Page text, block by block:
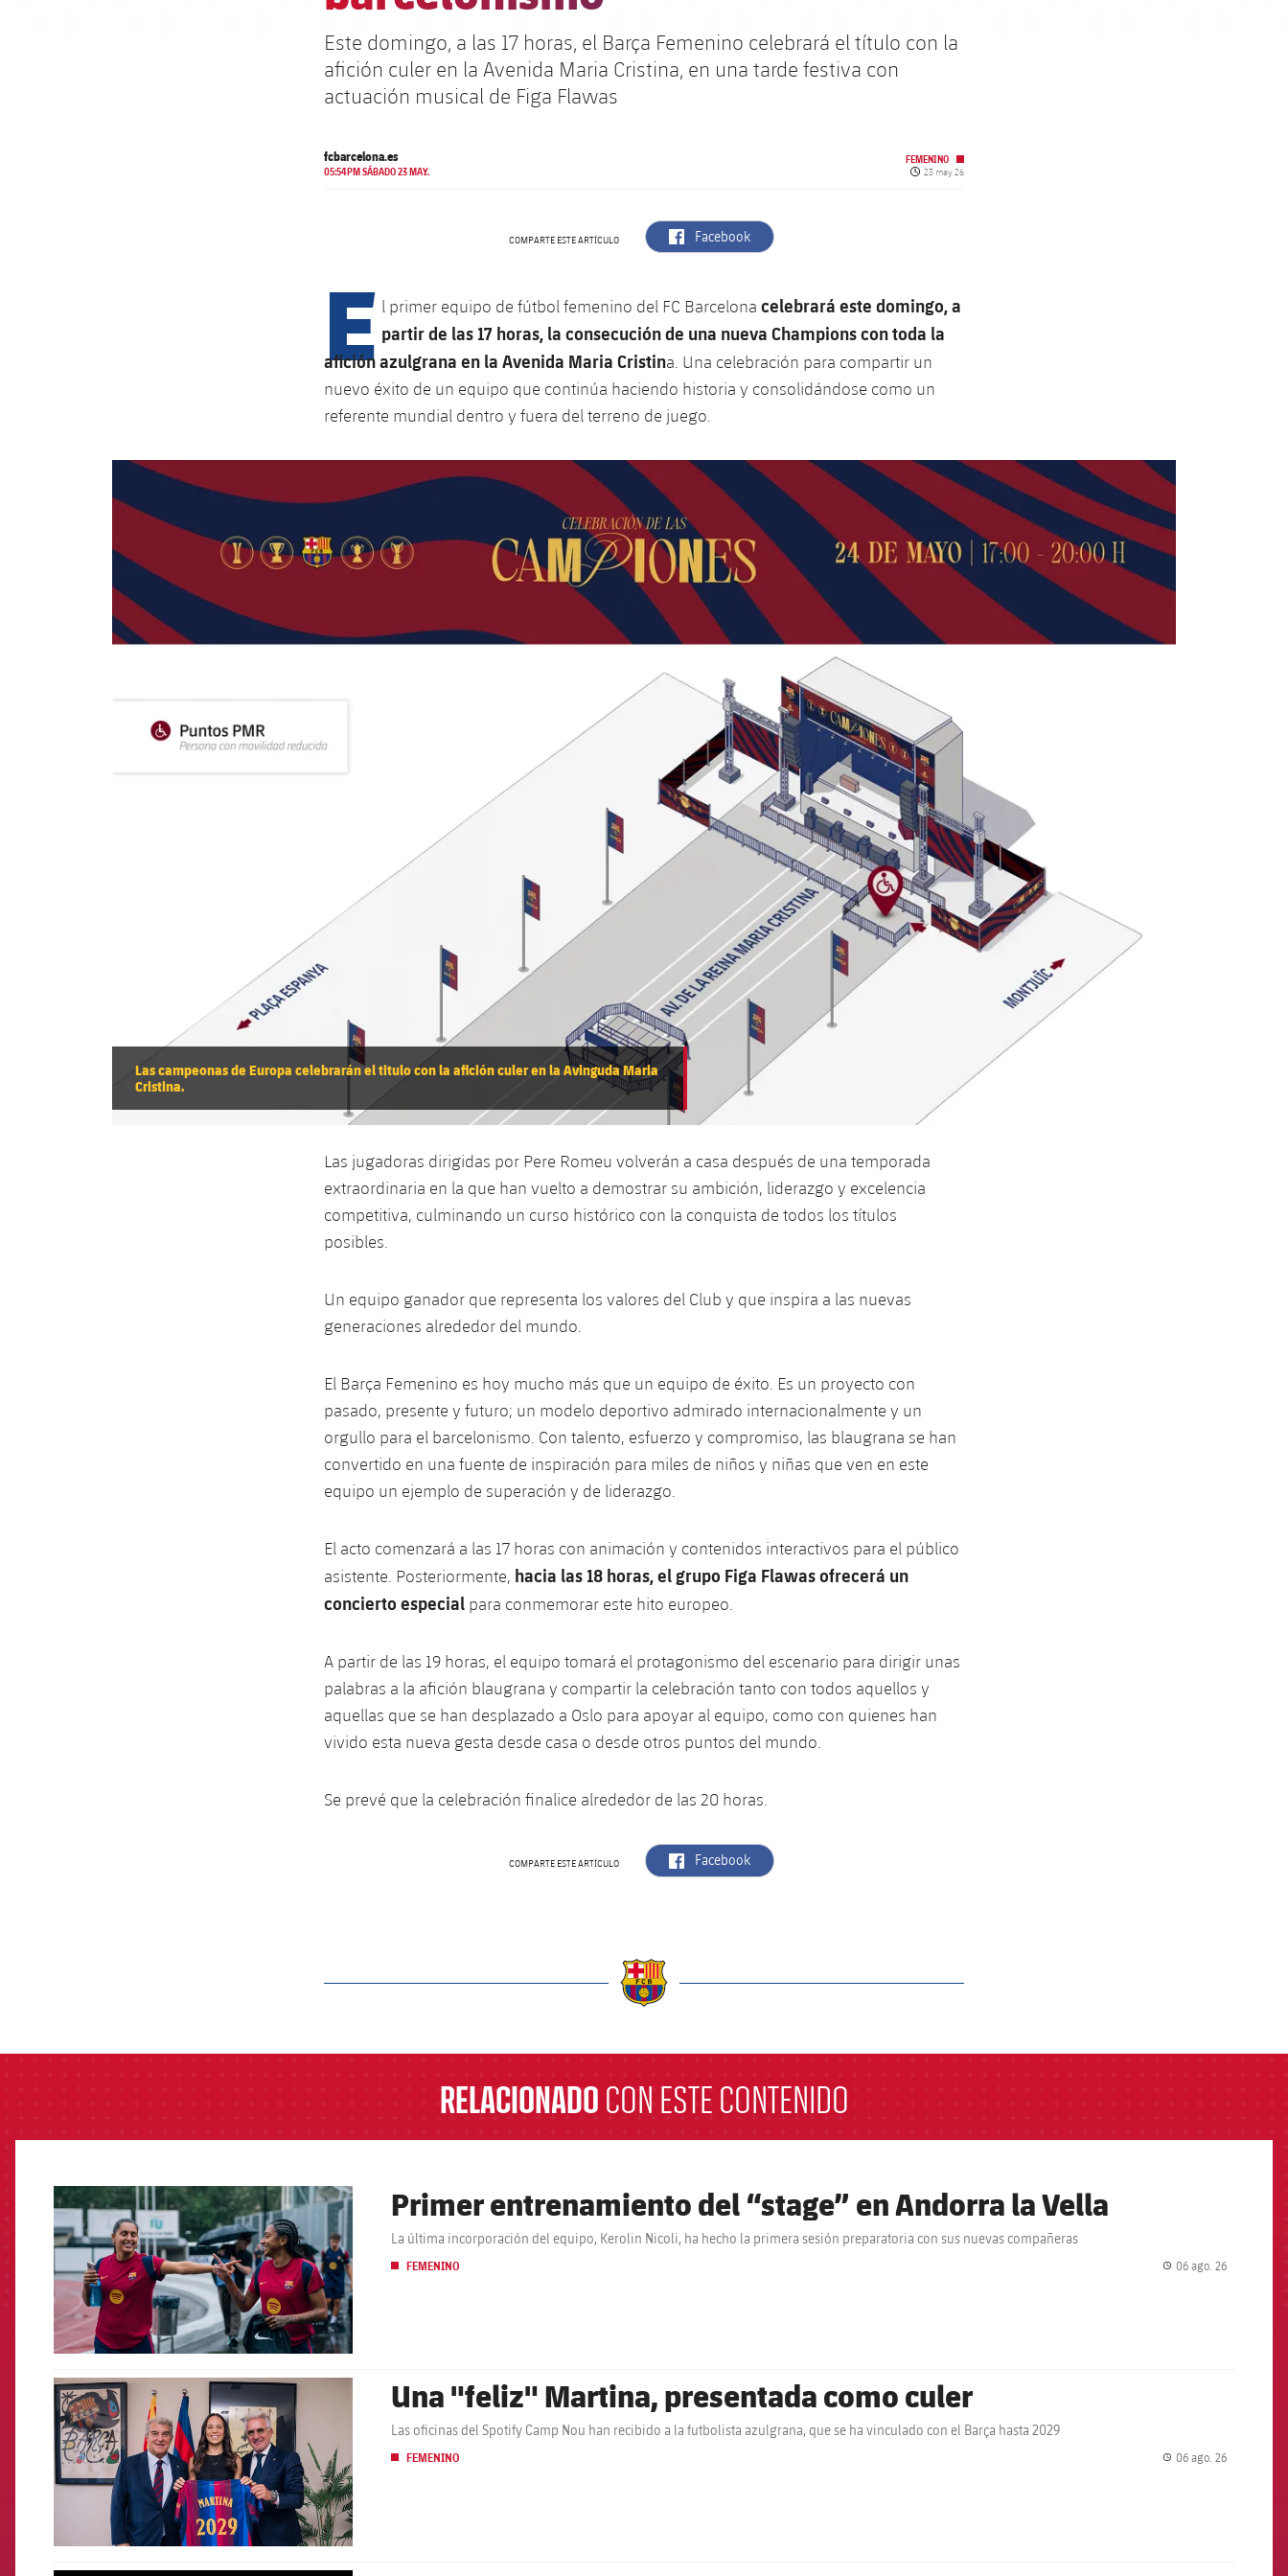
Este domingo, a las 17 horas, el Barça Femenino celebrará el título con la
afición culer en la Avenida Maria Cristina, en una tarde festiva con
actuación musical de Figa Flawas
fcbarcelona.es
05:54PM SÁBADO 23 MAY.
FEMENINO
Fecha de publicación
23 may 26
COMPARTE ESTE ARTÍCULO label.aria.facebook
Facebook
E l primer equipo de fútbol femenino del FC Barcelona celebrará este domingo, a
partir de las 17 horas, la consecución de una nueva Champions con toda la
afición azulgrana en la Avenida Maria Cristina. Una celebración para compartir un
nuevo éxito de un equipo que continúa haciendo historia y consolidándose como un
referente mundial dentro y fuera del terreno de juego.
Las campeonas de Europa celebrarán el titulo con la afición culer en la Avinguda Maria
Cristina.
Las jugadoras dirigidas por Pere Romeu volverán a casa después de una temporada
extraordinaria en la que han vuelto a demostrar su ambición, liderazgo y excelencia
competitiva, culminando un curso histórico con la conquista de todos los títulos
posibles.
Un equipo ganador que representa los valores del Club y que inspira a las nuevas
generaciones alrededor del mundo.
El Barça Femenino es hoy mucho más que un equipo de éxito. Es un proyecto con
pasado, presente y futuro; un modelo deportivo admirado internacionalmente y un
orgullo para el barcelonismo. Con talento, esfuerzo y compromiso, las blaugrana se han
convertido en una fuente de inspiración para miles de niños y niñas que ven en este
equipo un ejemplo de superación y de liderazgo.
El acto comenzará a las 17 horas con animación y contenidos interactivos para el público
asistente. Posteriormente, hacia las 18 horas, el grupo Figa Flawas ofrecerá un
concierto especial para conmemorar este hito europeo.
A partir de las 19 horas, el equipo tomará el protagonismo del escenario para dirigir unas
palabras a la afición blaugrana y compartir la celebración tanto con todos aquellos y
aquellas que se han desplazado a Oslo para apoyar al equipo, como con quienes han
vivido esta nueva gesta desde casa o desde otros puntos del mundo.
Se prevé que la celebración finalice alrededor de las 20 horas.
COMPARTE ESTE ARTÍCULO label.aria.facebook
Facebook
RELACIONADO CON ESTE CONTENIDO
FCB Barcelona badge Primer entrenamiento del “stage” en Andorra la Vella
La última incorporación del equipo, Kerolin Nicoli, ha hecho la primera sesión preparatoria con sus nuevas compañeras
FEMENINO 06 ago. 26
FCB Barcelona badge Una "feliz" Martina, presentada como culer
Las oficinas del Spotify Camp Nou han recibido a la futbolista azulgrana, que se ha vinculado con el Barça hasta 2029
FEMENINO 06 ago. 26